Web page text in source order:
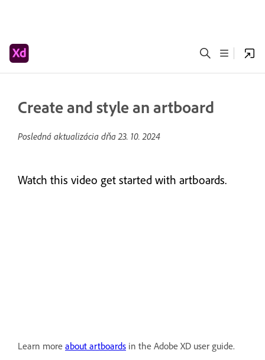
Create and style an artboard
Posledná aktualizácia dňa23. 10. 2024
Watch this video get started with artboards.
Learn more about artboards in the Adobe XD user guide.